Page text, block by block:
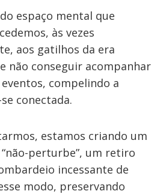
espaço mental que
às vezes
aos gatilhos da era
não conseguir acompanhar
compelindo a
conectada.
estamos criando um
perturbe”, um retiro
incessante de
modo, preservando